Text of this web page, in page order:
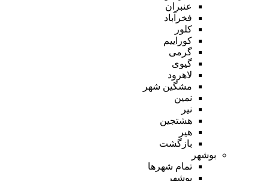
عنبران
فخرآباد
کلور
کوراییم
گرمی
گیوی
لاهرود
مشگین شهر
نمین
نیر
هشتجین
هیر
بازگشت
بوشهر
تمام شهر‌ها
بوشهر